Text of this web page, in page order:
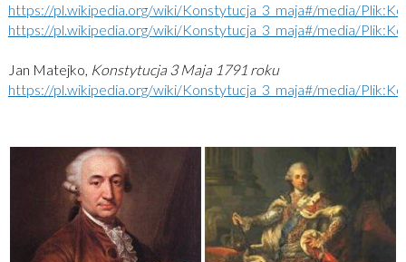
https://pl.wikipedia.org/wiki/Konstytucja_3_maja#/media/
https://pl.wikipedia.org/wiki/Konstytucja_3_maja#/media/
Jan Matejko, Konstytucja 3 Maja 1791 roku
https://pl.wikipedia.org/wiki/Konstytucja_3_maja#/media/